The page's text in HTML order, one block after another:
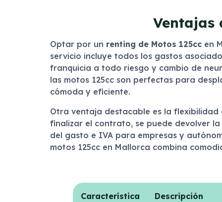
Ventajas
Optar por un renting de Motos 125ccen
servicio incluye todos los gastos
franquicia a todo riesgo y cambio de
las motos 125cc son perfectas para
cómoda y eficiente.
Otra ventaja destacable es la
finalizar el contrato, se puede devolver
del gasto e IVA para empresas y
motos 125cc en Mallorca combina
Característica Descripción